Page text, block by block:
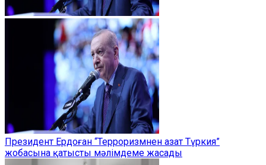
Президент Ердоған “Терроризмнен азат Түркия”
жобасына қатысты мәлімдеме жасады